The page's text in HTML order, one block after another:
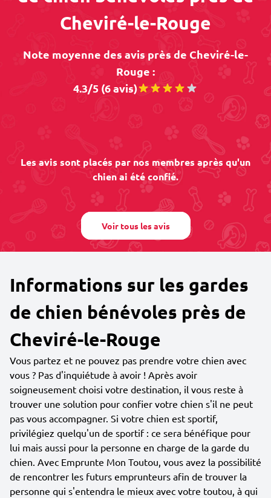
Cheviré-le-Rouge
Note moyenne des avis près de Cheviré-le-
Rouge :
4.3/5 (6 avis)
Les avis sont placés par nos membres après qu'un
chien ai été confié.
Voir tous les avis
Informations sur les gardes
de chien bénévoles près de
Cheviré-le-Rouge
Vous partez et ne pouvez pas prendre votre chien avec
vous ? Pas d'inquiétude à avoir ! Après avoir
soigneusement choisi votre destination, il vous reste à
trouver une solution pour confier votre chien s'il ne peut
pas vous accompagner. Si votre chien est sportif,
privilégiez quelqu'un de sportif : ce sera bénéfique pour
lui mais aussi pour la personne en charge de la garde du
chien. Avec Emprunte Mon Toutou, vous avez la possibilité
de rencontrer les futurs emprunteurs afin de trouver la
personne qui s'entendra le mieux avec votre toutou, à qui